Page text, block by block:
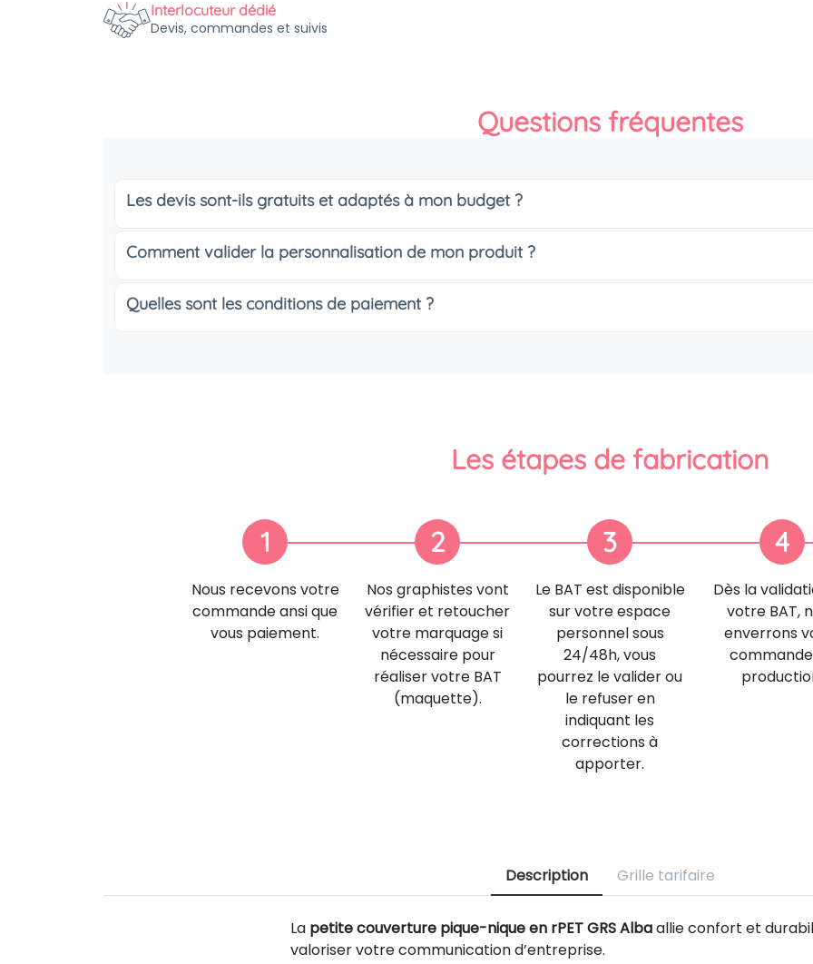
Interlocuteur dédié
Devis, commandes et suivis
Questions fréquentes
Les devis sont-ils gratuits et adaptés à mon budget ?
Comment valider la personnalisation de mon produit ?
Quelles sont les conditions de paiement ?
Les étapes de fabrication
1
Nous recevons votre
commande ansi que
vous paiement.
2
Nos graphistes vont
vérifier et retoucher
votre marquage si
nécessaire pour
réaliser votre BAT
(maquette).
3
Le BAT est disponible
sur votre espace
personnel sous
24/48h, vous
pourrez le valider ou
le refuser en
indiquant les
corrections à
apporter.
4
Dès la
votre BAT,
enverrons
Description Grille tarifaire
La petite couverture pique-nique en rPET GRS Albaallie confort et
valoriser votre communication d’entreprise.